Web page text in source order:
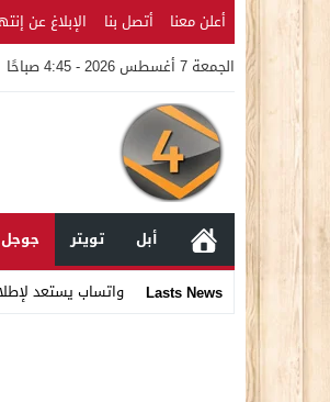
أعلن معنا أتصل بنا
الإبلاغ عن
الجمعة 7 أغسطس 2026 - 4:45 صباحًا
أبل تويتر جوجل
Lasts News
واتساب يستعد